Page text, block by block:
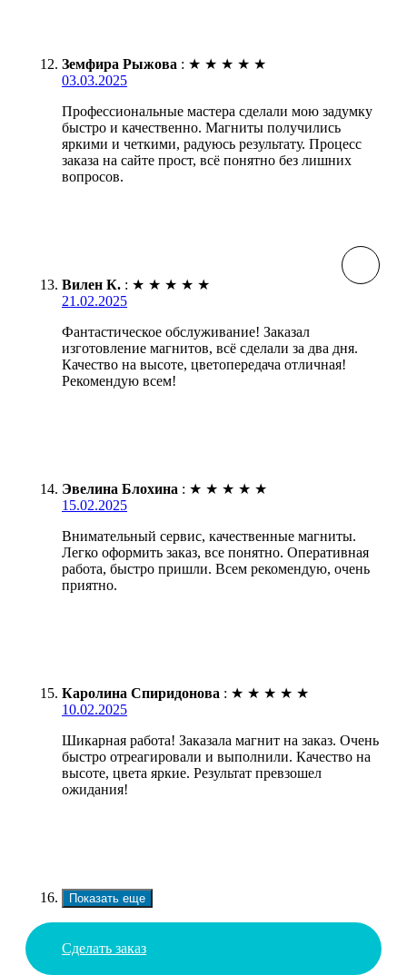
Земфира Рыжова : ★ ★ ★ ★ ★
03.03.2025
Профессиональные мастера сделали мою задумку
быстро и качественно. Магниты получились
яркими и четкими, радуюсь результату. Процесс
заказа на сайте прост, всё понятно без лишних
вопросов.
Вилен К. : ★ ★ ★ ★ ★
21.02.2025
Фантастическое обслуживание! Заказал
изготовление магнитов, всё сделали за два дня.
Качество на высоте, цветопередача отличная!
Рекомендую всем!
Эвелина Блохина : ★ ★ ★ ★ ★
15.02.2025
Внимательный сервис, качественные магниты.
Легко оформить заказ, все понятно. Оперативная
работа, быстро пришли. Всем рекомендую, очень
приятно.
Каролина Спиридонова : ★ ★ ★ ★ ★
10.02.2025
Шикарная работа! Заказала магнит на заказ. Очень
быстро отреагировали и выполнили. Качество на
высоте, цвета яркие. Результат превзошел
ожидания!
Показать еще
Сделать заказ